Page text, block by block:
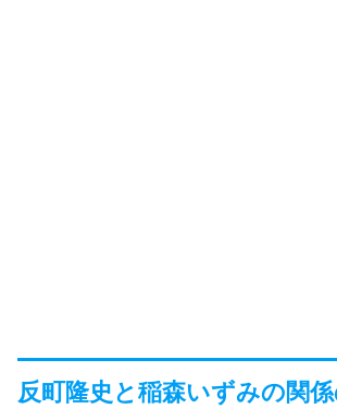
反町隆史と稲森いずみの関